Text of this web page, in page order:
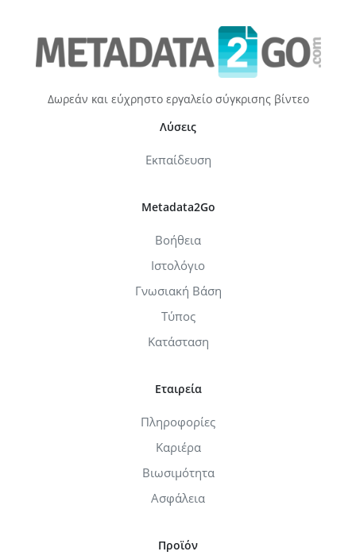
Δωρεάν και εύχρηστο εργαλείο σύγκρισης βίντεο
Λύσεις
Εκπαίδευση
Metadata2Go
Βοήθεια
Ιστολόγιο
Γνωσιακή Βάση
Τύπος
Κατάσταση
Εταιρεία
Πληροφορίες
Καριέρα
Βιωσιμότητα
Ασφάλεια
Προϊόν